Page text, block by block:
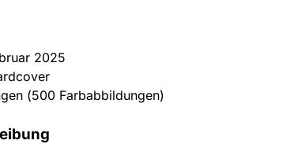
2025
(500 Farbabbildungen)